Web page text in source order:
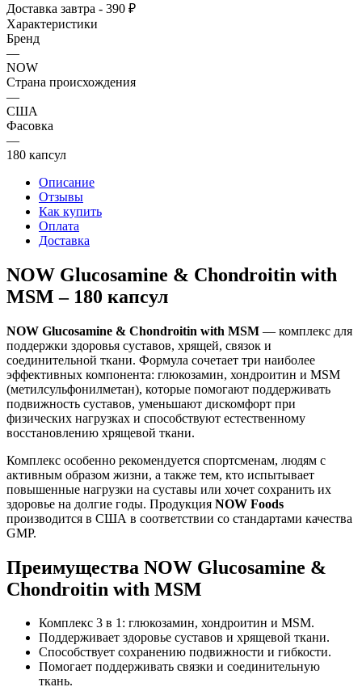
Доставка завтра - 390 ₽
Характеристики
Бренд
—
NOW
Страна происхождения
—
США
Фасовка
—
180 капсул
Описание
Отзывы
Как купить
Оплата
Доставка
NOW Glucosamine & Chondroitin with
MSM – 180 капсул
NOW Glucosamine & Chondroitin with MSM — комплекс для
поддержки здоровья суставов, хрящей, связок и
соединительной ткани. Формула сочетает три наиболее
эффективных компонента: глюкозамин, хондроитин и MSM
(метилсульфонилметан), которые помогают поддерживать
подвижность суставов, уменьшают дискомфорт при
физических нагрузках и способствуют естественному
восстановлению хрящевой ткани.
Комплекс особенно рекомендуется спортсменам, людям с
активным образом жизни, а также тем, кто испытывает
повышенные нагрузки на суставы или хочет сохранить их
здоровье на долгие годы. Продукция NOW Foods
производится в США в соответствии со стандартами качества
GMP.
Преимущества NOW Glucosamine &
Chondroitin with MSM
Комплекс 3 в 1: глюкозамин, хондроитин и MSM.
Поддерживает здоровье суставов и хрящевой ткани.
Способствует сохранению подвижности и гибкости.
Помогает поддерживать связки и соединительную
ткань.